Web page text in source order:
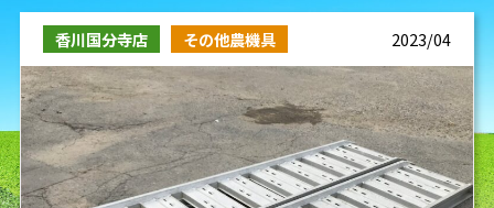
取り扱い商品
販売中の農機具
よく頂く質問
お問い合わせ
香川国分寺店 その他農機具 2023/04